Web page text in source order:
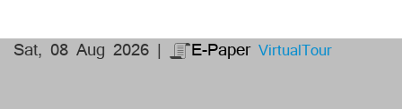
Sat, 08 Aug 2026 | E-Paper VirtualTour